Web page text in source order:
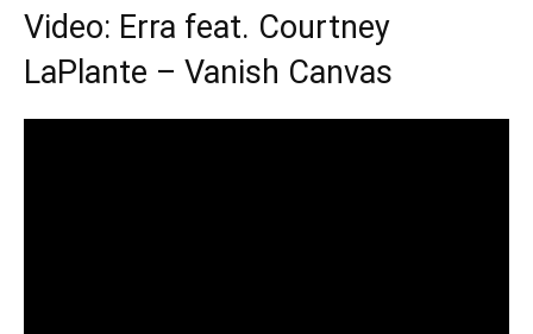
Video: Erra feat. Courtney
LaPlante – Vanish Canvas